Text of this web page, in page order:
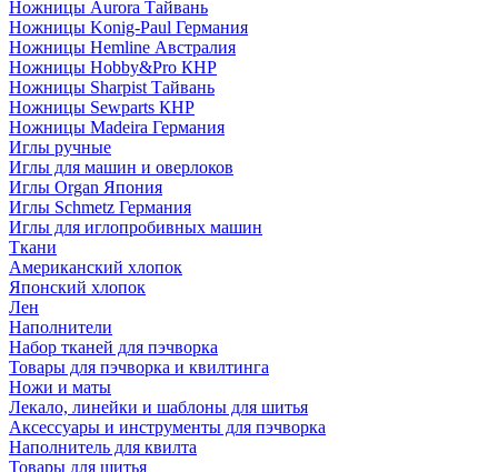
Ножницы Aurora Тайвань
Ножницы Konig-Paul Германия
Ножницы Hemline Австралия
Ножницы Hobby&Pro КНР
Ножницы Sharpist Тайвань
Ножницы Sewparts КНР
Ножницы Madeira Германия
Иглы ручные
Иглы для машин и оверлоков
Иглы Organ Япония
Иглы Schmetz Германия
Иглы для иглопробивных машин
Ткани
Американский хлопок
Японский хлопок
Лен
Наполнители
Набор тканей для пэчворка
Товары для пэчворка и квилтинга
Ножи и маты
Лекало, линейки и шаблоны для шитья
Аксессуары и инструменты для пэчворка
Наполнитель для квилта
Товары для шитья